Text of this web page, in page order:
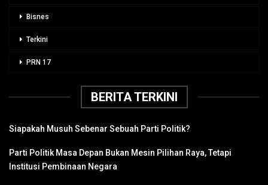
Bisnes
Terkini
PRN 17
BERITA TERKINI
Siapakah Musuh Sebenar Sebuah Parti Politik?
Parti Politik Masa Depan Bukan Mesin Pilihan Raya, Tetapi
Institusi Pembinaan Negara